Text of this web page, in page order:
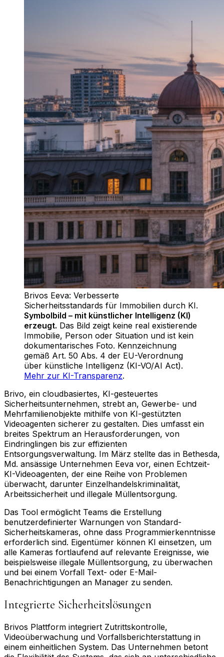
Brivos Eeva: Verbesserte
Sicherheitsstandards für Immobilien durch KI.
Symbolbild – mit künstlicher Intelligenz (KI)
erzeugt. Das Bild zeigt keine real existierende
Immobilie, Person oder Situation und ist kein
dokumentarisches Foto. Kennzeichnung
gemäß Art. 50 Abs. 4 der EU-Verordnung
über künstliche Intelligenz (KI-VO/AI Act).
Mehr zur KI-Transparenz.
Brivo, ein cloudbasiertes, KI-gesteuertes
Sicherheitsunternehmen, strebt an, Gewerbe- und
Mehrfamilienobjekte mithilfe von KI-gestützten
Videoagenten sicherer zu gestalten. Dies umfasst ein
breites Spektrum an Herausforderungen, von
Eindringlingen bis zur effizienten
Entsorgungsverwaltung. Im März stellte das in Bethesda,
Md. ansässige Unternehmen Eeva vor, einen Echtzeit-
KI-Videoagenten, der eine Reihe von Problemen
überwacht, darunter Einzelhandelskriminalität,
Arbeitssicherheit und illegale Müllentsorgung.
Das Tool ermöglicht Teams die Erstellung
benutzerdefinierter Warnungen von Standard-
Sicherheitskameras, ohne dass Programmierkenntnisse
erforderlich sind. Eigentümer können KI einsetzen, um
alle Kameras fortlaufend auf relevante Ereignisse, wie
beispielsweise illegale Müllentsorgung, zu überwachen
und bei einem Vorfall Text- oder E-Mail-
Benachrichtigungen an Manager zu senden.
Integrierte Sicherheitslösungen
Brivos Plattform integriert Zutrittskontrolle,
Videoüberwachung und Vorfallsberichterstattung in
einem einheitlichen System. Das Unternehmen betont